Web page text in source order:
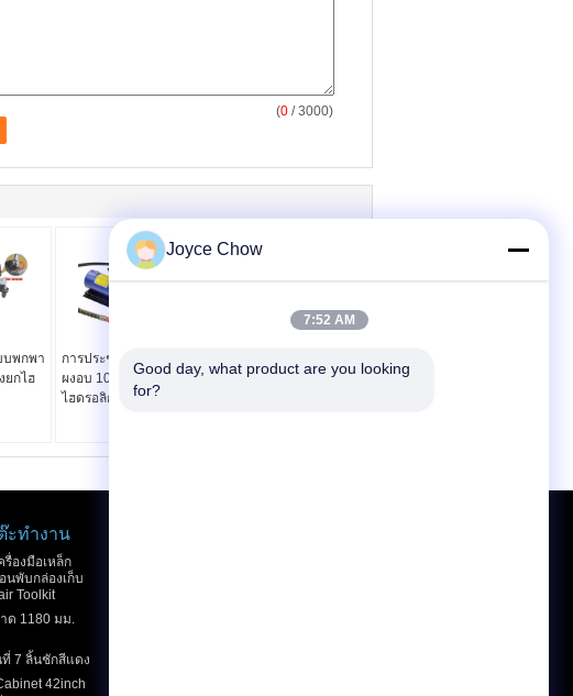
(0 / 3000)
บพกพา
ยกไฮ
การประชุมเชิงปฏิบัติการ
ผงอบ 10000PSI ปั๊มเท้า
ไฮดรอลิกอากาศ
Pull Ram Kit 10T
ะทำงาน
องมือเหล็ก
นพับกล่องเก็บ
Toolkit
ด 1180 มม.
ที่ 7 ลิ้นชักสีแดง
42inch
Joyce Chow
7:52 AM
Good day, what product are you looking
for?